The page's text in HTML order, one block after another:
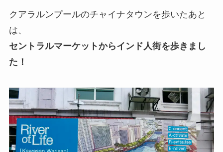
クアラルンプールのチャイナタウンを歩いたあと
は、
セントラルマーケットからインド人街を歩きまし
た！